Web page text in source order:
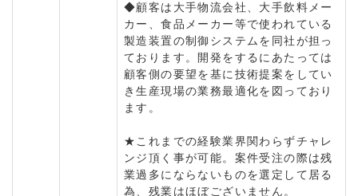
◆顧客は大手物流会社、大手飲料メー
カー、食品メーカー等で使われている
製造装置の制御システムを同社が担っ
ております。開発をするにあたっては
顧客側の要望を基に技術提案をしてい
き生産現場の業務最適化を図っており
ます。
★これまでの経験業界関わらずチャレ
ンジ頂く事が可能。案件受注の際は残
業過多にならないものを選定して居る
為、残業はほぼございません。